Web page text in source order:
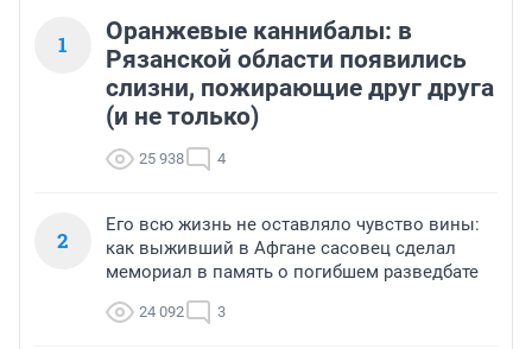
1
Оранжевые каннибалы: в
Рязанской области появились
слизни, пожирающие друг друга
(и не только)
25 938 4
2
Его всю жизнь не оставляло чувство вины:
как выживший в Афгане сасовец сделал
мемориал в память о погибшем разведбате
24 092 3